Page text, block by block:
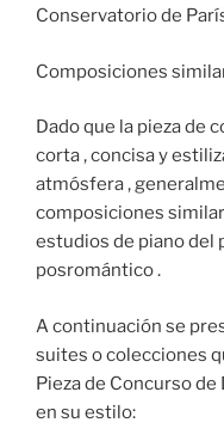
Conservatorio de
Composiciones
Dado que la pieza de
corta , concisa y
atmósfera ,
composiciones
estudios de piano del
posromántico .
A continuación se
suites o colecciones
Pieza de Concurso
en su estilo: